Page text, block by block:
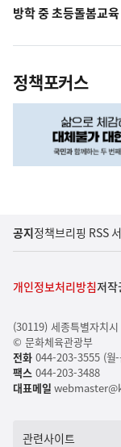
방학 중 초등돌봄교
정책포커스
공지정책브리핑 RSS
개인정보처리방침저작
(30119) 세종특별자치
© 문화체육관광부
전화044-203-3555 (월
팩스044-203-3488
대표메일
관련사이트